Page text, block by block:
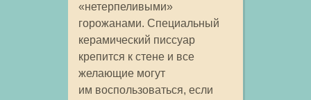
«нетерпеливыми»
горожанами. Специальный
керамический писсуар
крепится к стене и все
желающие могут
им воспользоваться, если